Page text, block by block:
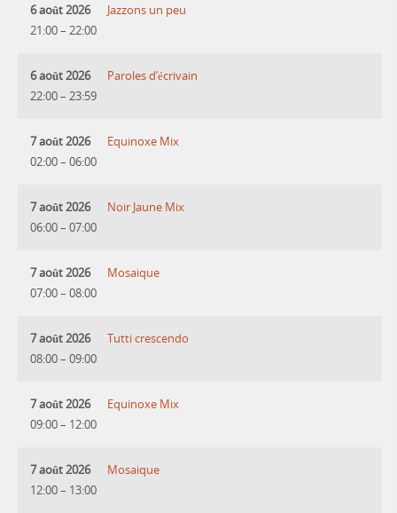
6 août 2026
21:00– 22:00
Jazzons un peu
6 août 2026
22:00– 23:59
Paroles d’écrivain
7 août 2026
02:00– 06:00
Equinoxe Mix
7 août 2026
06:00– 07:00
Noir Jaune Mix
7 août 2026
07:00– 08:00
Mosaique
7 août 2026
08:00– 09:00
Tutti crescendo
7 août 2026
09:00– 12:00
Equinoxe Mix
7 août 2026
12:00– 13:00
Mosaique